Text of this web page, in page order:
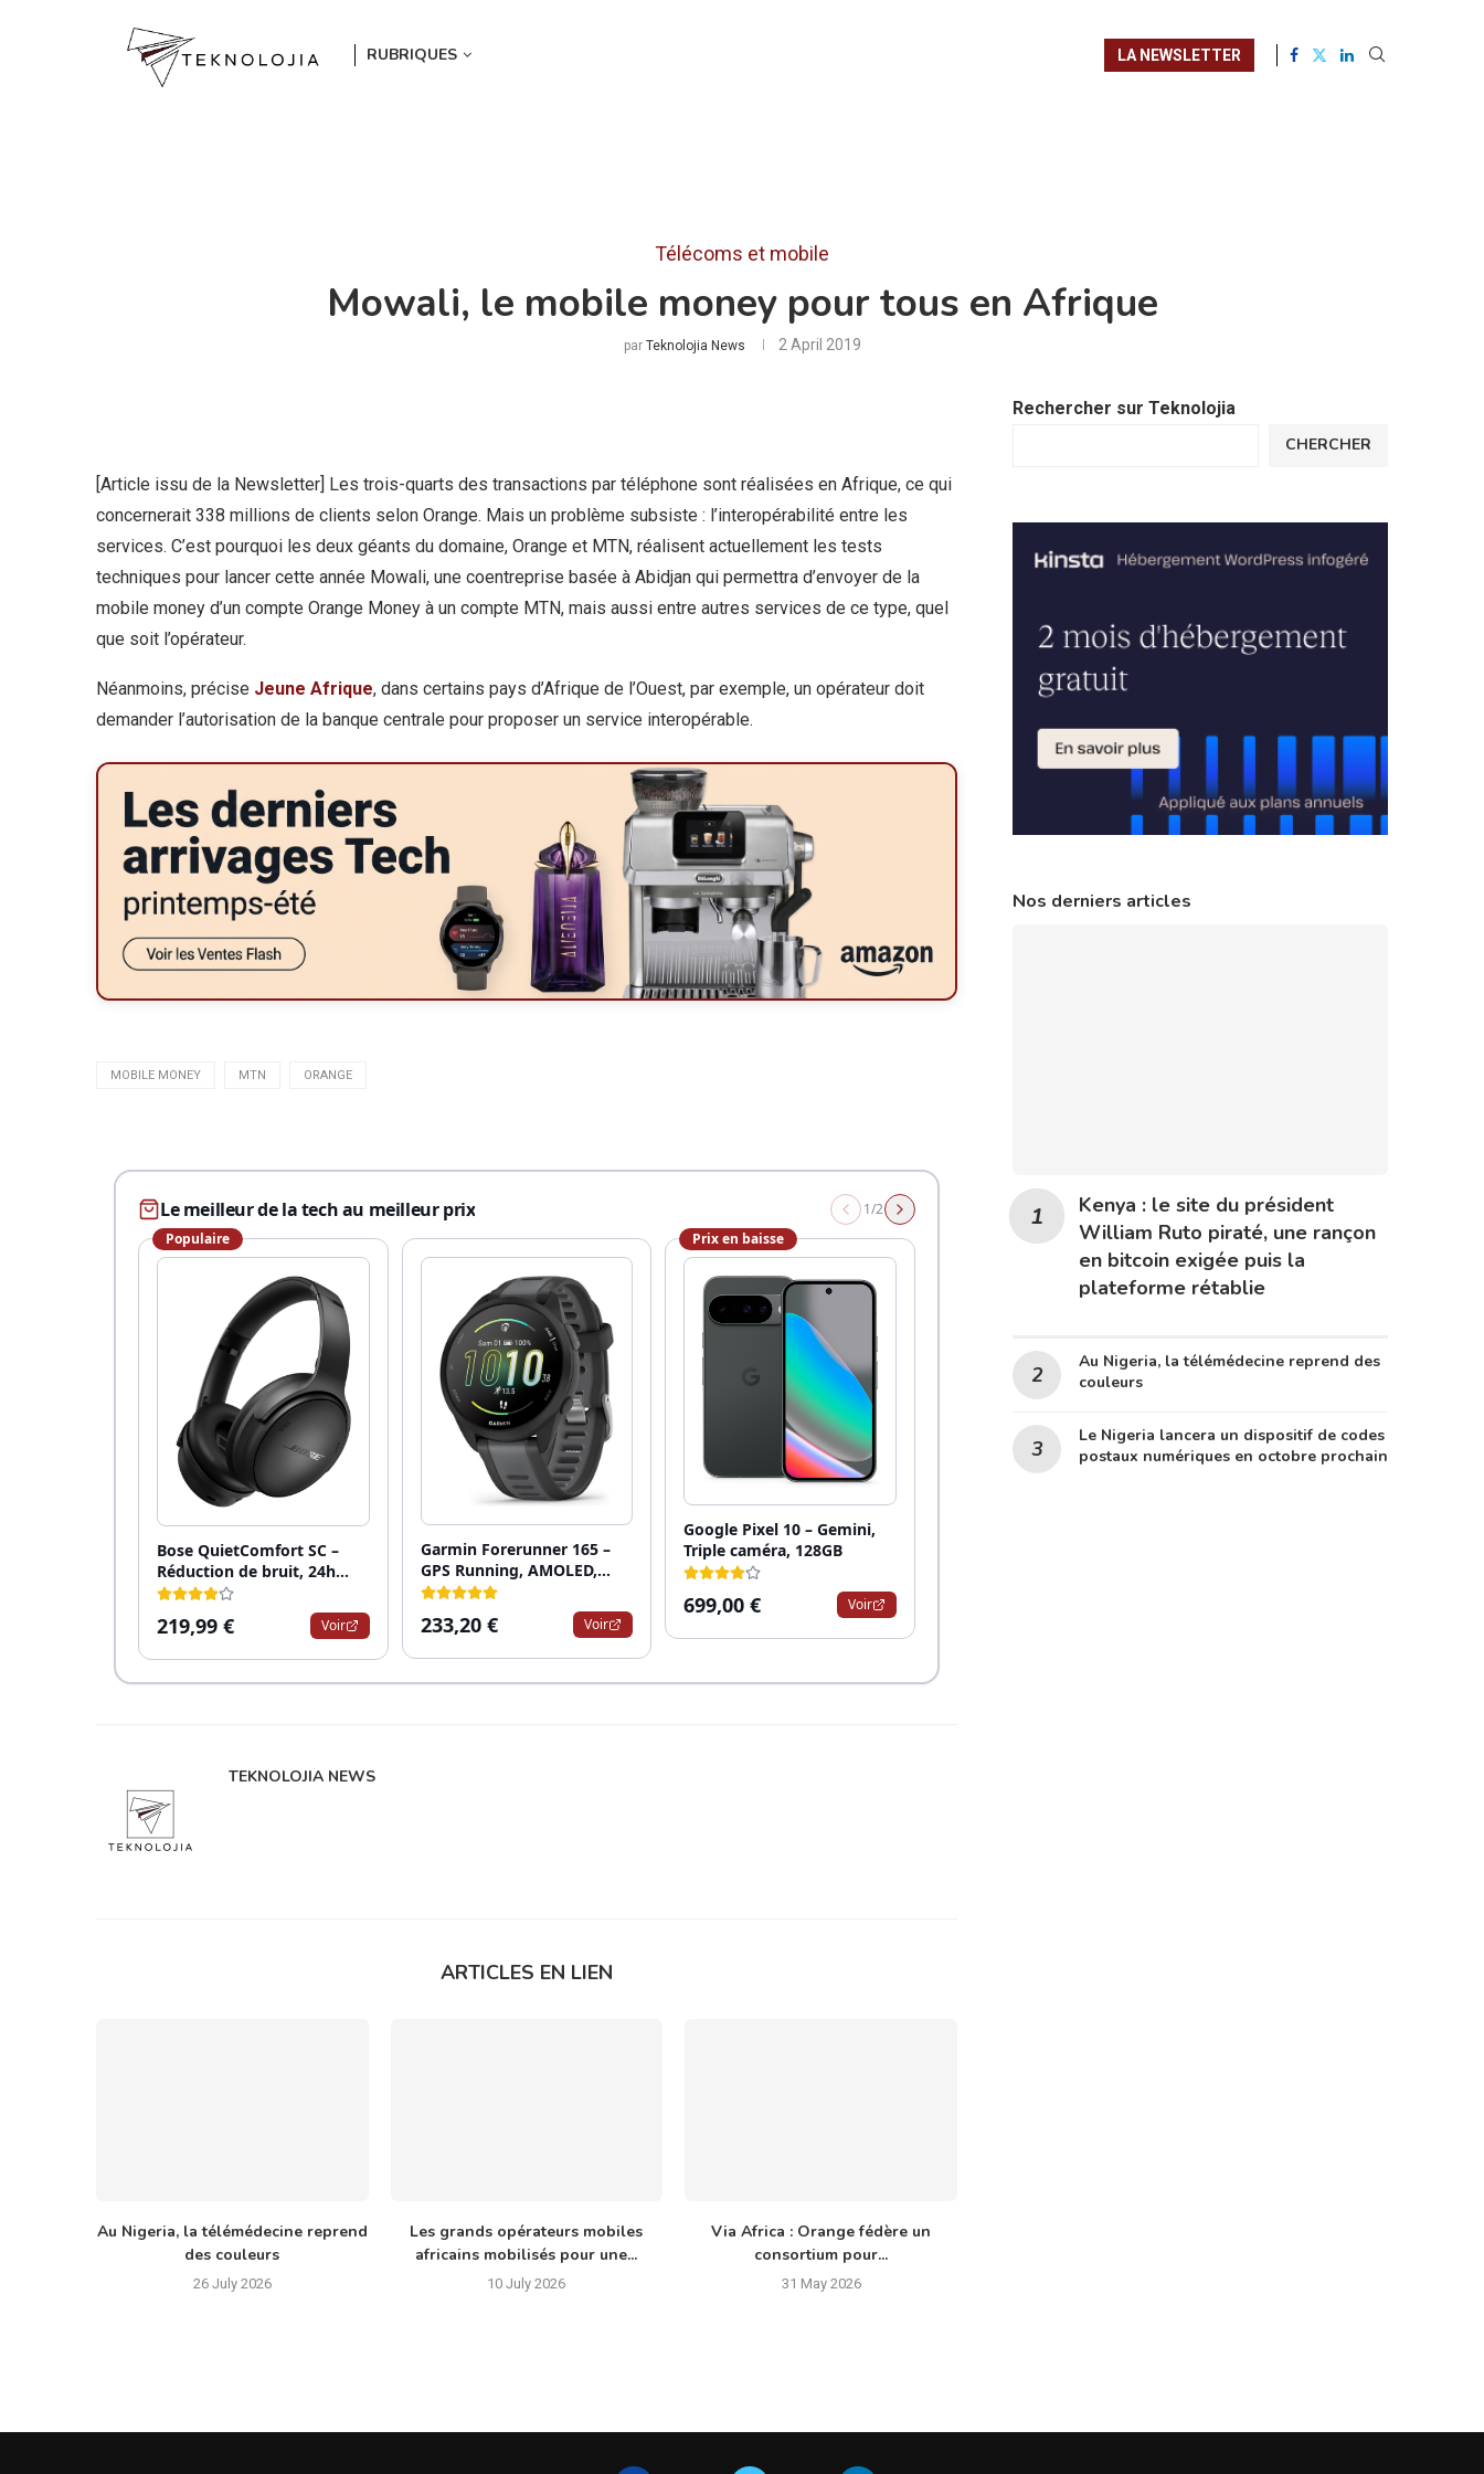
RUBRIQUES LA NEWSLETTER
Télécoms et mobile
Mowali, le mobile money pour tous en Afrique
par Teknolojia News 2 April 2019
[Article issu de la Newsletter] Les trois-quarts des transactions par téléphone sont réalisées en Afrique, ce qui
concernerait 338 millions de clients selon Orange. Mais un problème subsiste : l’interopérabilité entre les
services. C’est pourquoi les deux géants du domaine, Orange et MTN, réalisent actuellement les tests
techniques pour lancer cette année Mowali, une coentreprise basée à Abidjan qui permettra d’envoyer de la
mobile money d’un compte Orange Money à un compte MTN, mais aussi entre autres services de ce type, quel
que soit l’opérateur.
Néanmoins, précise Jeune Afrique, dans certains pays d’Afrique de l’Ouest, par exemple, un opérateur doit
demander l’autorisation de la banque centrale pour proposer un service interopérable.
MOBILE MONEY MTN ORANGE
TEKNOLOJIA NEWS
ARTICLES EN LIEN
Au Nigeria, la télémédecine reprend
des couleurs
26 July 2026
Les grands opérateurs mobiles
africains mobilisés pour une...
10 July 2026
Via Africa : Orange fédère un
consortium pour...
31 May 2026
Rechercher sur Teknolojia
CHERCHER
Nos derniers articles
Kenya : le site du président
William Ruto piraté, une rançon
en bitcoin exigée puis la
plateforme rétablie
Au Nigeria, la télémédecine reprend des
couleurs
Le Nigeria lancera un dispositif de codes
postaux numériques en octobre prochain